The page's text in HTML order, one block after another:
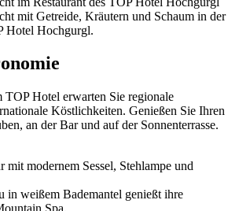
Hotel erwarten Sie regionale
Köstlichkeiten. Genießen Sie Ihren
an der Bar und auf der Sonnenterrasse.